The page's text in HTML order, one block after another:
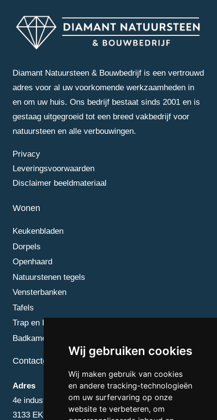
Wij gebruiken cookies
Wij maken gebruik van cookies
en andere tracking-technologieën
om uw surfervaring op onze
website te verbeteren, om
Diamant Natuursteen & Bouwbedrijf is een vertrouwd
adres voor al uw voorkomende werkzaamheden in
en om uw huis. Ons bedrijf bestaat sinds 2001 en is
gestaag uitgegroeid tot een breed vakbedrijf voor
natuursteen en alle verbouwingen.
Privacy
Leveringsvoorwaarden
Disclaimer beeldmateriaal
Wonen
Keukenbladen
Dorpels
Openhaard
Natuurstenen tegels
Vensterbanken
Tafels
Trap en Bordes
Badkamer
Contactgegevens
Adres
4e industriestraat 25
3133 EK Vlaardingen